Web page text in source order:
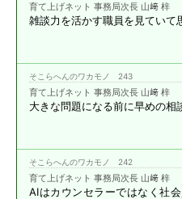
育て上げネット 事務局次長 山﨑 梓
雑談力を活かす職員を見ていて
そこらへんのワカモノ 243
育て上げネット 事務局次長 山﨑 梓
大きな問題になる前に早めの相
そこらへんのワカモノ 242
育て上げネット 事務局次長 山﨑 梓
AIはカウンセラーではなく社